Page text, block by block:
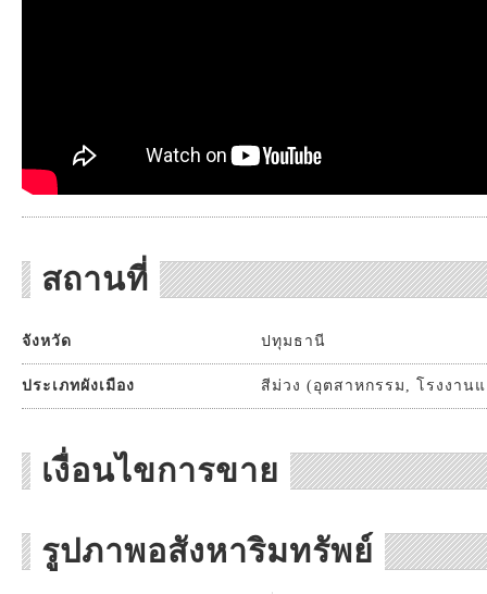
สถานที่
จังหวัด ปทุมธานี
ประเภทผังเมือง สีม่วง (อุตสาหกรรม, โรงงาน
เงื่อนไขการขาย
รูปภาพอสังหาริมทรัพย์